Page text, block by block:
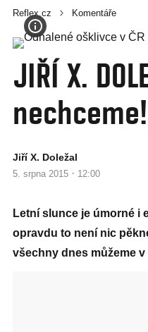
Reflex.cz Komentáře
JIŘÍ X.
nechceme!
Jiří X. Doležal
5. srpna 2015 · 12:00
Letní slunce je úmorné i
opravdu to není nic
všechny dnes můžeme